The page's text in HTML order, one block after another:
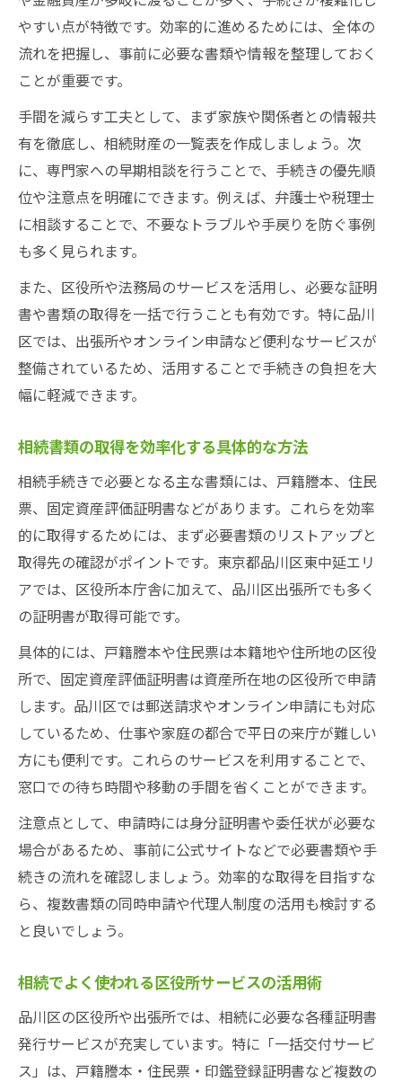
やすい点が特徴です。効率的に進めるためには、全体の
流れを把握し、事前に必要な書類や情報を整理しておく
ことが重要です。
手間を減らす工夫として、まず家族や関係者との情報共
有を徹底し、相続財産の一覧表を作成しましょう。次
に、専門家への早期相談を行うことで、手続きの優先順
位や注意点を明確にできます。例えば、弁護士や税理士
に相談することで、不要なトラブルや手戻りを防ぐ事例
も多く見られます。
また、区役所や法務局のサービスを活用し、必要な証明
書や書類の取得を一括で行うことも有効です。特に品川
区では、出張所やオンライン申請など便利なサービスが
整備されているため、活用することで手続きの負担を大
幅に軽減できます。
相続書類の取得を効率化する具体的な方法
相続手続きで必要となる主な書類には、戸籍謄本、住民
票、固定資産評価証明書などがあります。これらを効率
的に取得するためには、まず必要書類のリストアップと
取得先の確認がポイントです。東京都品川区東中延エリ
アでは、区役所本庁舎に加えて、品川区出張所でも多く
の証明書が取得可能です。
具体的には、戸籍謄本や住民票は本籍地や住所地の区役
所で、固定資産評価証明書は資産所在地の区役所で申請
します。品川区では郵送請求やオンライン申請にも対応
しているため、仕事や家庭の都合で平日の来庁が難しい
方にも便利です。これらのサービスを利用することで、
窓口での待ち時間や移動の手間を省くことができます。
注意点として、申請時には身分証明書や委任状が必要な
場合があるため、事前に公式サイトなどで必要書類や手
続きの流れを確認しましょう。効率的な取得を目指すな
ら、複数書類の同時申請や代理人制度の活用も検討する
と良いでしょう。
相続でよく使われる区役所サービスの活用術
品川区の区役所や出張所では、相続に必要な各種証明書
発行サービスが充実しています。特に「一括交付サービ
ス」は、戸籍謄本・住民票・印鑑登録証明書など複数の